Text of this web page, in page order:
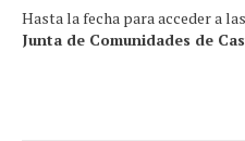
Hasta la fecha para acceder a
Junta de Comunidades de